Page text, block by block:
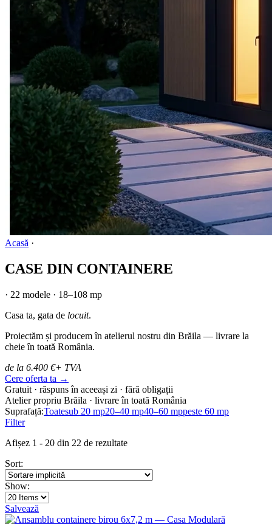
Acasă ·
CASE DIN CONTAINERE
· 22 modele · 18–108 mp
Casa ta, gata de locuit.
Proiectăm și producem în atelierul nostru din Brăila — livrare la
cheie în toată România.
de la 6.400 €+ TVA
Cere oferta ta →
Gratuit · răspuns în aceeași zi · fără obligații
Atelier propriu Brăila · livrare în toată România
Suprafață:Toatesub 20 mp20–40 mp40–60 mppeste 60 mp
Filter
Afișez 1 - 20 din 22 de rezultate
Sort:
Show:
Salvează